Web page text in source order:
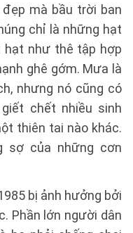
mà bầu trời ban
chỉ là những hạt
hạt như thê tập hợp
ghê gớm. Mưa là
nhưng nó cũng có
chết nhiều sinh
thiên tai nào khác.
sợ của những cơn
bị ảnh hưởng bởi
Phần lớn người dân